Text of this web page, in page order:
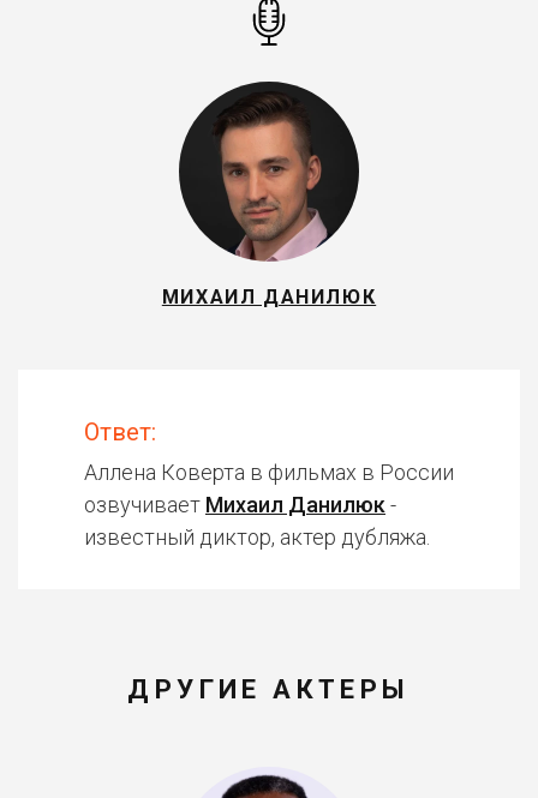
МИХАИЛ ДАНИЛЮК
Ответ:
Аллена Коверта в фильмах в России
озвучивает Михаил Данилюк -
известный диктор, актер дубляжа.
ДРУГИЕ АКТЕРЫ